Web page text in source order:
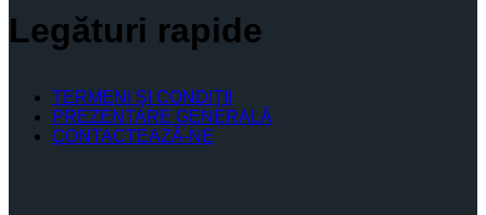
Legături rapide
TERMENI ŞI CONDIŢII
PREZENTARE GENERALĂ
CONTACTEAZĂ-NE